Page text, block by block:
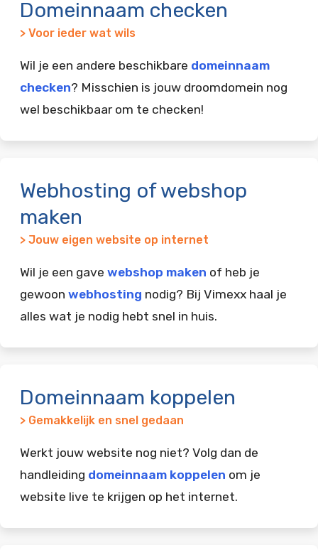
Domeinnaam checken
> Voor ieder wat wils
Wil je een andere beschikbare domeinnaam
checken? Misschien is jouw droomdomein nog
wel beschikbaar om te checken!
Webhosting of webshop
maken
> Jouw eigen website op internet
Wil je een gave webshop maken of heb je
gewoon webhosting nodig? Bij Vimexx haal je
alles wat je nodig hebt snel in huis.
Domeinnaam koppelen
> Gemakkelijk en snel gedaan
Werkt jouw website nog niet? Volg dan de
handleiding domeinnaam koppelen om je
website live te krijgen op het internet.